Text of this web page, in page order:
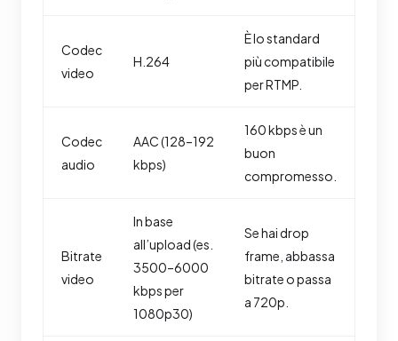
Codec
video
H.264
È lo standard
più compatibile
per RTMP.
Codec
audio
AAC (128–192
kbps)
160 kbps è un
buon
compromesso.
Bitrate
video
In base
all’upload (es.
3500–6000
kbps per
1080p30)
Se hai drop
frame, abbassa
bitrate o passa
a 720p.